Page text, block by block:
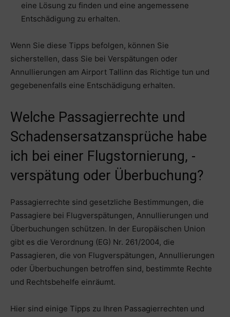
eine Lösung zu finden und eine angemessene
Entschädigung zu erhalten.
Wenn Sie diese Tipps befolgen, können Sie
sicherstellen, dass Sie bei Verspätungen oder
Annullierungen am Airport Tallinn das Richtige tun und
gegebenenfalls eine Entschädigung erhalten.
Welche Passagierrechte und
Schadensersatzansprüche habe
ich bei einer Flugstornierung, -
verspätung oder Überbuchung?
Passagierrechte sind gesetzliche Bestimmungen, die
Passagiere bei Flugverspätungen, Annullierungen und
Überbuchungen schützen. In der Europäischen Union
gibt es die Verordnung (EG) Nr. 261/2004, die
Passagieren, die von Flugverspätungen, Annullierungen
oder Überbuchungen betroffen sind, bestimmte Rechte
und Rechtsbehelfe einräumt.
Hier sind einige Tipps zu Ihren Passagierrechten und